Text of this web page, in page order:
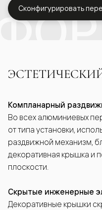
Сконфигурировать
Компланарный
Во всех алюминиевых
от типа установки,
раздвижной механизм,
декоративная крышка и
плоскости.
Скрытые инженерные
Декоративные крышки